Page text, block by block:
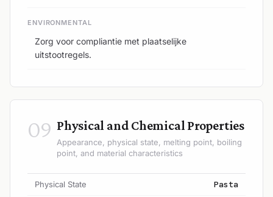
ENVIRONMENTAL
Zorg voor compliantie met plaatselijke
uitstootregels.
09 Physical and Chemical Properties
Appearance, physical state, melting point, boiling
point, and material characteristics
Physical State Pasta